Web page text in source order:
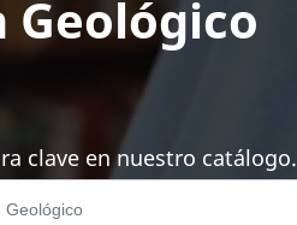
Geológico
clave en nuestro catálogo.